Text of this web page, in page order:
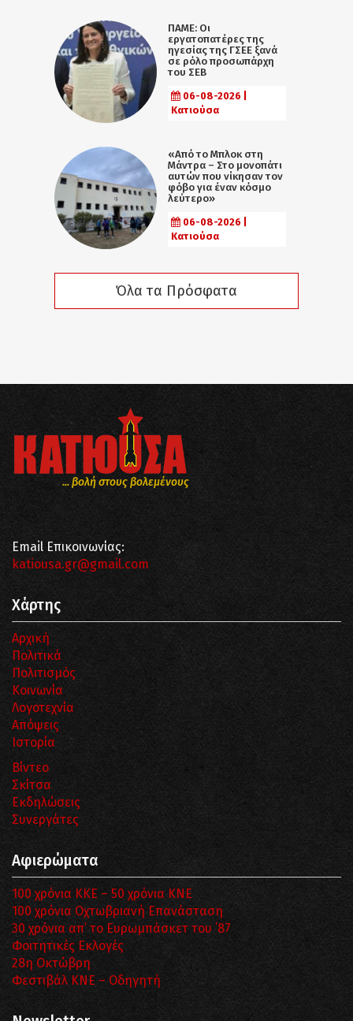
ΠΑΜΕ: Οι
εργατοπατέρες της
ηγεσίας της ΓΣΕΕ ξανά
σε ρόλο προσωπάρχη
του ΣΕΒ
06-08-2026 |
Κατιούσα
«Από το Μπλοκ στη
Μάντρα – Στο μονοπάτι
αυτών που νίκησαν τον
φόβο για έναν κόσμο
λεύτερο»
06-08-2026 |
Κατιούσα
Όλα τα Πρόσφατα
... βολή στους βολεμένους
Email Επικοινωνίας:
katiousa.gr@gmail.com
Χάρτης
Αρχική
Πολιτικά
Πολιτισμός
Κοινωνία
Λογοτεχνία
Απόψεις
Ιστορία
Βίντεο
Σκίτσα
Εκδηλώσεις
Συνεργάτες
Αφιερώματα
100 χρόνια ΚΚΕ – 50 χρόνια ΚΝΕ
100 χρόνια Οχτωβριανή Επανάσταση
30 χρόνια απ’ το Ευρωμπάσκετ του ΄87
Φοιτητικές Εκλογές
28η Οκτώβρη
Φεστιβάλ ΚΝΕ – Οδηγητή